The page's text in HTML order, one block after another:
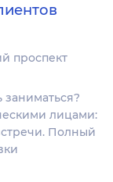
проспект
лицами:
Полный